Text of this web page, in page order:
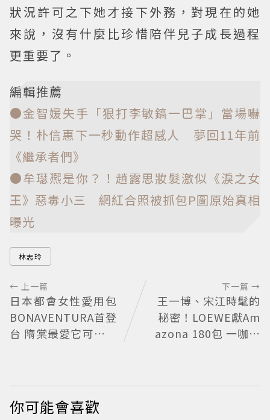
狀況許可之下她才接下外務，對現在的她
來說，沒有什麼比珍惜陪伴兒子成長過程
更重要了。
編輯推薦
●金智媛失手「狠打李敏鎬一巴掌」當場嚇
哭！朴信惠下一秒動作超感人 夢回11年前
《繼承者們》
●牟璱凞是你？！趙露思妝髮激似《淚之女
王》惡毒小三 網紅合照被抓包P圖原始真相
曝光
林志玲
← 上一篇
日本都會女性愛用包
BONAVENTURA首登
台 隋棠最愛它可以真
下一篇 →
王一博、宋江時髦的
秘密！LOEWE獻Am
azona 180包 一咖陪
你可能會喜歡